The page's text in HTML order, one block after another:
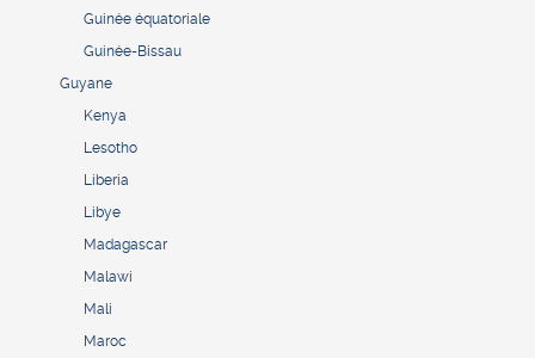
Guinée équatoriale
Guinée-Bissau
Guyane
Kenya
Lesotho
Liberia
Libye
Madagascar
Malawi
Mali
Maroc